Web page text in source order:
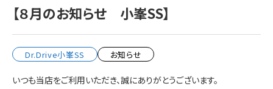
【８月のお知らせ 小峯SS】
Dr.Drive小峯SS お知らせ
いつも当店をご利用いただき、誠にありがとうございます。